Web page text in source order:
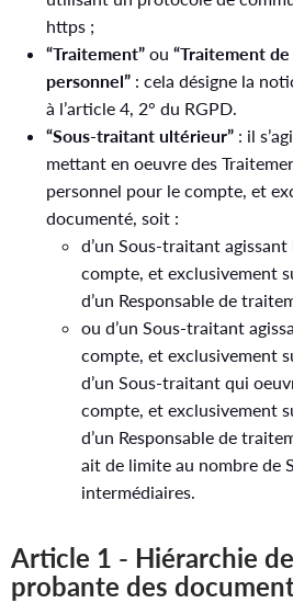
https ;
“Traitement” ou “Traitement
personnel” : cela désigne la
à l’article 4, 2° du RGPD.
“Sous-traitant ultérieur” : il
mettant en oeuvre des
personnel pour le compte, et
documenté, soit :
d’un Sous-traitant
compte, et exclusivement
d’un Responsable de
ou d’un Sous-traitant
compte, et exclusivement
d’un Sous-traitant qui
compte, et exclusivement
d’un Responsable de
ait de limite au nombre de
intermédiaires.
Article 1 - Hiérarchie de la valeur
probante des